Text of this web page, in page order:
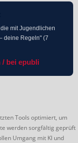
mit Jugendlichen
deine Regeln" (7
bei epubli
Tools optimiert, um
werden sorgfältig geprüft
Umgang mit KI und